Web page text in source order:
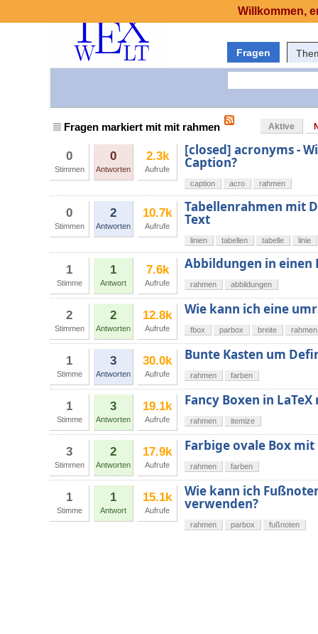
Fragen
Fragen markiert mit mit rahmen Aktive
0
Stimmen
0
Antworten
2.3k
Aufrufe
[closed] acronyms -
Caption?
caption acro rahmen
0
Stimmen
2
Antworten
10.7k
Aufrufe
Tabellenrahmen mit
Text
linien tabellen tabelle linie
1
Stimme
1
Antwort
7.6k
Aufrufe
Abbildungen in einen
rahmen abbildungen
2
Stimmen
2
Antworten
12.8k
Aufrufe
Wie kann ich eine
fbox parbox breite rahmen
1
Stimme
3
Antworten
30.0k
Aufrufe
Bunte Kasten um
rahmen farben
1
Stimme
3
Antworten
19.1k
Aufrufe
Fancy Boxen in
rahmen itemize
3
Stimmen
2
Antworten
17.9k
Aufrufe
Farbige ovale Box mit
rahmen farben
1
Stimme
1
Antwort
15.1k
Aufrufe
Wie kann ich
verwenden?
rahmen parbox fußnoten
Willkommen,